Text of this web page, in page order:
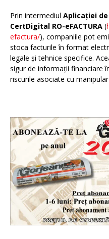
Prin intermediul Aplicației
CertDigital RO-eFACTURA (
efactura/), companiile pot
stoca facturile în format
legale și tehnice specifice.
sigur de informații financiare
riscurile asociate cu